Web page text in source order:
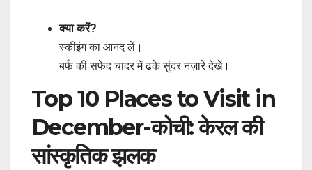
क्या करें?
स्कीइंग का आनंद लें।
बर्फ की सफेद चादर में ढके सुंदर नज़ारे देखें।
Top 10 Places to Visit in
December-कोची: केरल की
सांस्कृतिक झलक